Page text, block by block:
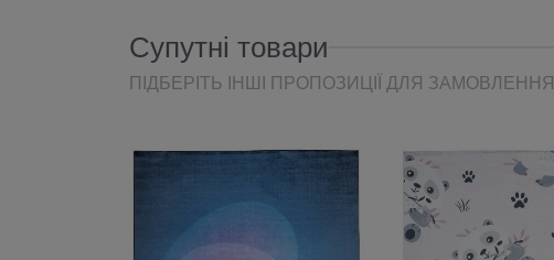
Супутні товари
ПІДБЕРІТЬ ІНШІ ПРОПОЗИЦІЇ ДЛЯ ЗАМОВЛЕННЯ